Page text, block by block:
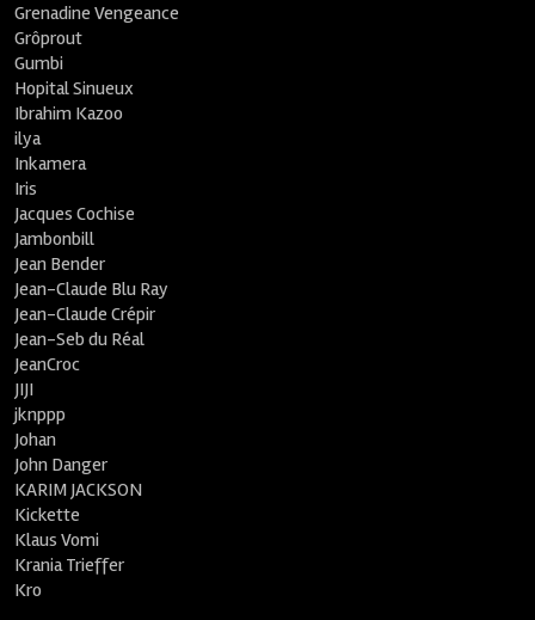
Grenadine Vengeance
Grôprout
Gumbi
Hopital Sinueux
Ibrahim Kazoo
ilya
Inkamera
Iris
Jacques Cochise
Jambonbill
Jean Bender
Jean-Claude Blu Ray
Jean-Claude Crépir
Jean-Seb du Réal
JeanCroc
JIJI
jknppp
Johan
John Danger
KARIM JACKSON
Kickette
Klaus Vomi
Krania Trieffer
Kro